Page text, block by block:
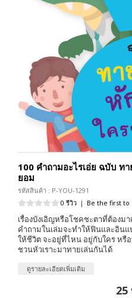
100 คำถามอะไรเอ่ย ฉบับ ท
ยอม
รหัสสินค้า : P-YOU-1291
0 รีวิว | Be the first
เรื่องบังเอิญหรือโชคชะตาที่ต้องม
คำถามในเล่มจะทำให้ฟินและอิน
ให้ชีวิต จะอยู่ที่ไหน อยู่กับใคร หรื
ชวนหัวเราะมาทายเล่นกันได้
ดูรายละเอียดเพิ่มเติม
25